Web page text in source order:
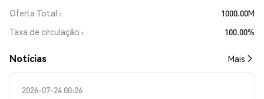
Oferta Total
1000.00M
Taxa de circulação
100.00%
​​Notícias​​ Mais
2026-07-24 00:26